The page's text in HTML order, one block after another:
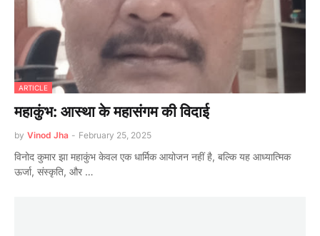
ARTICLE
महाकुंभ: आस्था के महासंगम की विदाई
by Vinod Jha - February 25, 2025
विनोद कुमार झा महाकुंभ केवल एक धार्मिक आयोजन नहीं है, बल्कि यह आध्यात्मिक
ऊर्जा, संस्कृति, और …